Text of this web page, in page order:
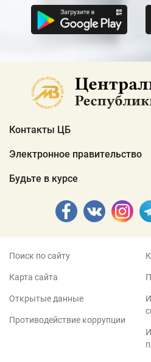
Контакты ЦБ
Электронное правительство
Будьте в курсе
Поиск по сайту
Карта сайта
Открытые данные
Противодействие коррупции